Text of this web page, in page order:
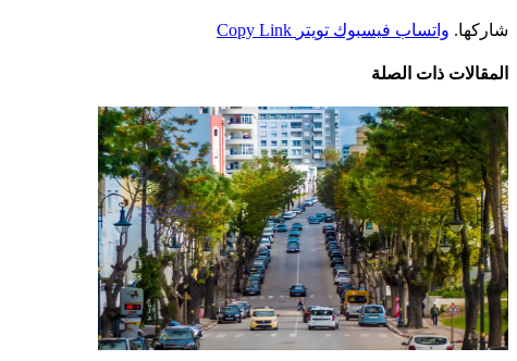
شاركها. واتساب فيسبوك تويتر Copy Link
المقالات ذات الصلة